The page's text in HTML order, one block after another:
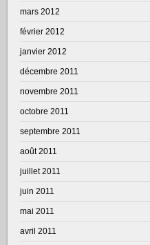
mars 2012
février 2012
janvier 2012
décembre 2011
novembre 2011
octobre 2011
septembre 2011
août 2011
juillet 2011
juin 2011
mai 2011
avril 2011